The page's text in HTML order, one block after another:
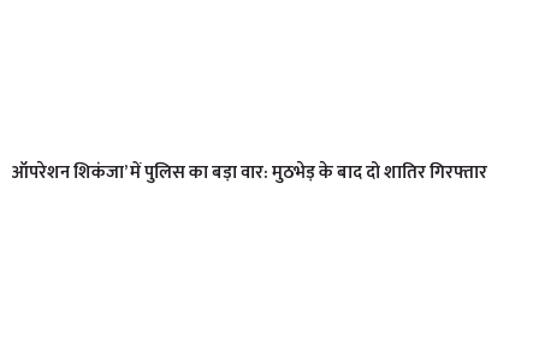
ऑपरेशन शिकंजा’ में पुलिस का बड़ा वार: मुठभेड़ के बाद दो शातिर गिरफ्तार